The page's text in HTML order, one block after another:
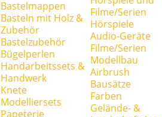
Bastelmappen
Basteln mit Holz &
Zubehör
Bastelzubehör
Bügelperlen
Handarbeitssets &
Handwerk
Knete
Modelliersets
Papeterie
Filme/Serien
Hörspiele
Audio-Geräte
Filme/Serien
Modellbau
Airbrush
Bausätze
Farben
Gelände- &